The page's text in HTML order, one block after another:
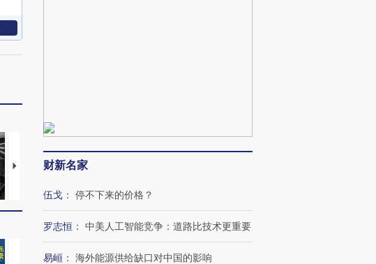
马航飞行员跨国走私7万
要防空导弹“救急”
财新名家
伍戈 ： 停不下来的价格？
罗志恒 ： 中美人工智能竞争：道路比技术更重要
易峘 ： 海外能源供给缺口对中国的影响